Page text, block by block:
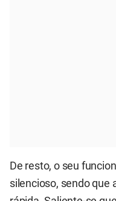
De resto, o seu
silencioso, sendo que